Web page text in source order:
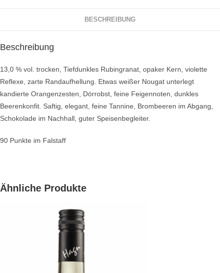
BESCHREIBUNG
Beschreibung
13,0 % vol. trocken, Tiefdunkles Rubingranat, opaker Kern, violette
Reflexe, zarte Randaufhellung. Etwas weißer Nougat unterlegt
kandierte Orangenzesten, Dörrobst, feine Feigennoten, dunkles
Beerenkonfit. Saftig, elegant, feine Tannine, Brombeeren im Abgang,
Schokolade im Nachhall, guter Speisenbegleiter.
90 Punkte im Falstaff
Ähnliche Produkte